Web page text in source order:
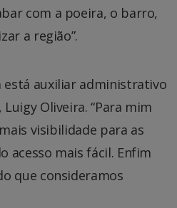
com a poeira, o barro,
a região”.
está auxiliar administrativo
Oliveira. “Para mim
visibilidade para as
acesso mais fácil. Enfim
que consideramos